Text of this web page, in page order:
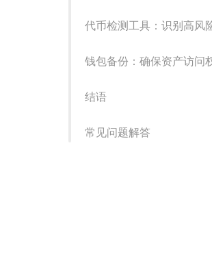
代币检测工具：识别高风
钱包备份：确保资产访问
结语
常见问题解答